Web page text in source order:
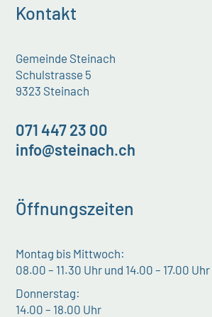
Kontakt
Gemeinde Steinach
Schulstrasse 5
9323 Steinach
071 447 23 00
info@steinach.ch
Öffnungszeiten
Montag bis Mittwoch:
08.00 – 11.30 Uhr und 14.00 – 17.00 Uhr
Donnerstag:
14.00 – 18.00 Uhr